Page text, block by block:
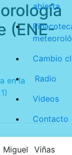
abierta
Cambio
Radio
Videos
Contacto
(ENE-
Viñas